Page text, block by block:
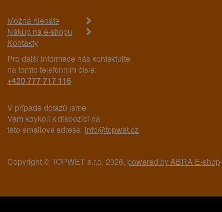
Možná hledáte
Nákup na e-shopu
Kontakty
Pro další informace nás kontaktujte
na tomto telefonním čísle:
+420 777 717 116
V případě dotazů jsme
Vám kdykoli k dispozici na
této emailové adrese: info@topwet.cz
Copyright © TOPWET s.r.o. 2026, powered by ABRA E-shop